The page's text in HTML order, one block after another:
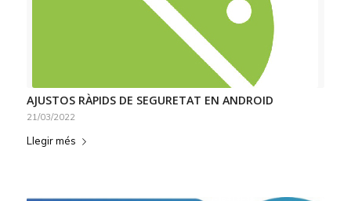
AJUSTOS RÀPIDS DE SEGURETAT EN ANDROID
21/03/2022
Llegir més